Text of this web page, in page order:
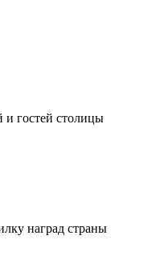
и гостей столицы
наград страны